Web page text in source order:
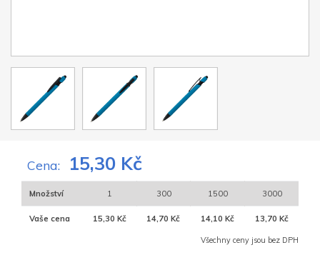
Cena: 15,30 Kč
Množství 1 300 1500 3000
Vaše cena 15,30 Kč 14,70 Kč 14,10 Kč 13,70 Kč
Všechny ceny jsou bez DPH